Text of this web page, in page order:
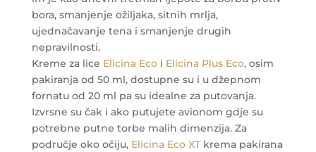
bora, smanjenje ožiljaka, sitnih mrlja,
ujednačavanje tena i smanjenje drugih
nepravilnosti.
Kreme za lice Elicina Ecoi Elicina Plus Eco, osim
pakiranja od 50 ml, dostupne su i u džepnom
fornatu od 20 ml pa su idealne za putovanja.
Izvrsne su čak i ako putujete avionom gdje su
potrebne putne torbe malih dimenzija. Za
područje oko očiju, Elicina Eco XTkrema pakirana